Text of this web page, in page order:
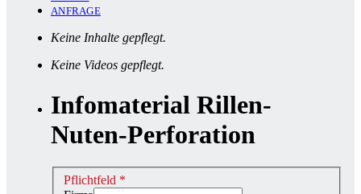
ANFRAGE
Keine Inhalte gepflegt.
Keine Videos gepflegt.
Infomaterial Rillen-
Nuten-Perforation
Pflichtfeld *